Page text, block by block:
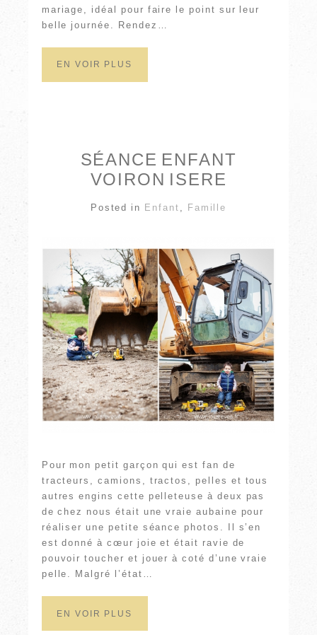
mariage, idéal pour faire le point sur leur
belle journée. Rendez…
EN VOIR PLUS
SÉANCE ENFANT
VOIRON ISERE
Posted in Enfant Famille
Pour mon petit garçon qui est fan de
tracteurs, camions, tractos, pelles et tous
autres engins cette pelleteuse à deux pas
de chez nous était une vraie aubaine pour
réaliser une petite séance photos. Il s’en
est donné à cœur joie et était ravie de
pouvoir toucher et jouer à coté d’une vraie
pelle. Malgré l’état…
EN VOIR PLUS